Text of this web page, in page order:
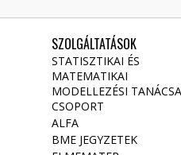
SZOLGÁLTATÁSOK
STATISZTIKAI ÉS
MATEMATIKAI
MODELLEZÉSI
CSOPORT
ALFA
BME JEGYZETEK